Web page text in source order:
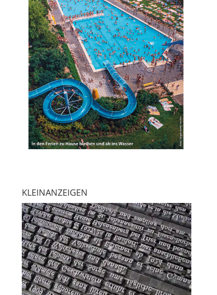
KLEINANZEIGEN